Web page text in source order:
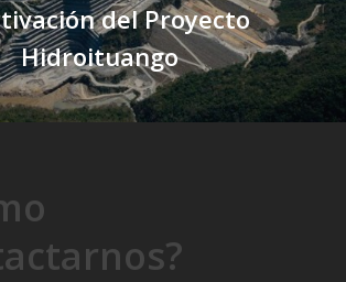
del Proyecto
Hidroituango